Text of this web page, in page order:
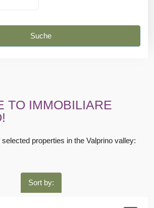
Suche
TO IMMOBILIARE
properties in the Valprino valley:
Sort by: